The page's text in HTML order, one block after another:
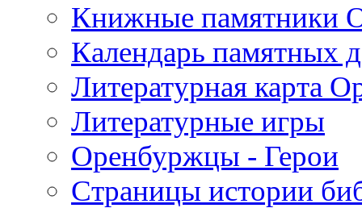
Книжные памятники
Календарь памятных
Литературная карта
Литературные игры
Оренбуржцы - Герои
Страницы истории